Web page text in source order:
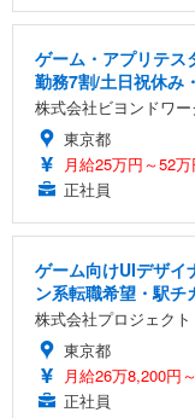
ゲーム・アプリテス
勤務7割/土日祝休み
株式会社ビヨンドワー
東京都
月給25万円～52万
正社員
ゲーム向けUIデザイ
ン系転職希望・駅チ
株式会社プロジェク
東京都
月給26万8,200円
正社員